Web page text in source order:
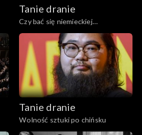
Tanie dranie
Czy bać się niemieckiej
Mitteleuropy?
Tanie dranie
Wolność sztuki po chińsku